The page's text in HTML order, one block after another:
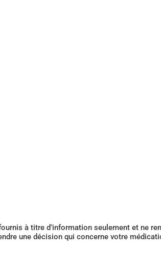
à titre d’information seulement et ne
une décision qui concerne votre